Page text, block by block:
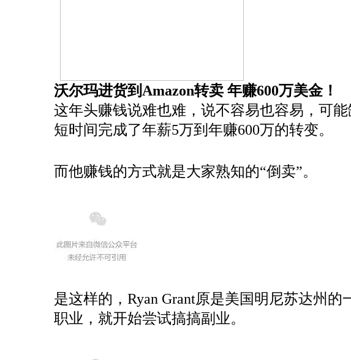
沃尔玛进货到Amazon转卖 年赚600万美金！
这年头赚钱说难也难，说不容易也容易，可
短时间完成了年薪5万到年赚600万的转变。
而他赚钱的方式就是大家熟知的“倒卖”。
是这样的，Ryan Grant原是美国明尼苏达州
职业，就开始尝试搞搞副业。